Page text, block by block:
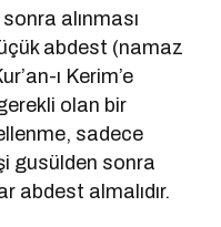
alınması
abdest (namaz
ı Kerim’e
olan bir
sadece
gusülden sonra
abdest almalıdır.